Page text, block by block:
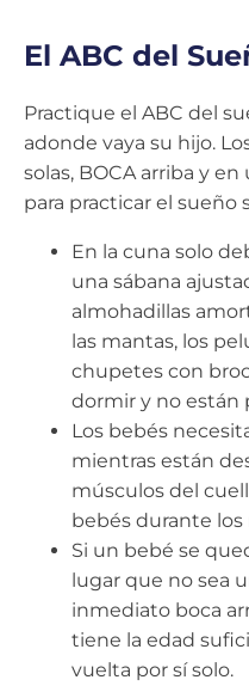
El ABC del
Practique el ABC del
adonde vaya su hijo.
solas, BOCA arriba y
para practicar el sueño
En la cuna solo
una sábana
almohadillas
las mantas, los
chupetes con
dormir y no están
Los bebés
mientras están
músculos del
bebés durante
Si un bebé se
lugar que no sea
inmediato boca
tiene la edad
vuelta por sí solo.